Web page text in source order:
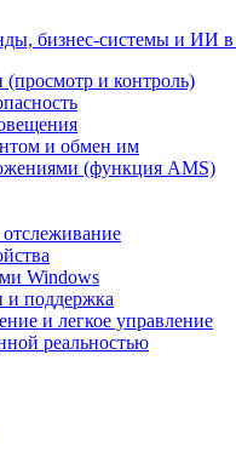
бизнес-системы и ИИ в
и контроль)
и обмен им
(функция AMS)
Windows
и поддержка
и легкое управление
реальностью